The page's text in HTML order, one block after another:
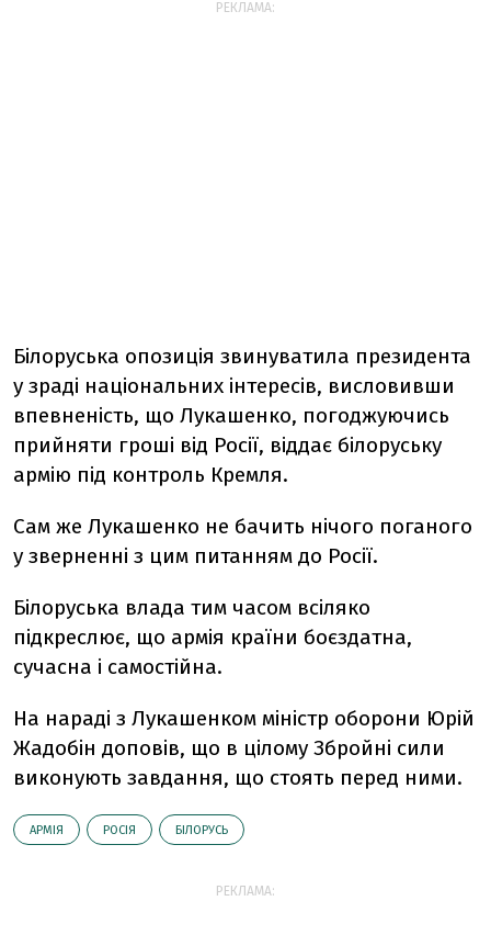
РЕКЛАМА:
Білоруська опозиція звинуватила президента
у зраді національних інтересів, висловивши
впевненість, що Лукашенко, погоджуючись
прийняти гроші від Росії, віддає білоруську
армію під контроль Кремля.
Сам же Лукашенко не бачить нічого поганого
у зверненні з цим питанням до Росії.
Білоруська влада тим часом всіляко
підкреслює, що армія країни боєздатна,
сучасна і самостійна.
На нараді з Лукашенком міністр оборони Юрій
Жадобін доповів, що в цілому Збройні сили
виконують завдання, що стоять перед ними.
АРМІЯ РОСІЯ БІЛОРУСЬ
РЕКЛАМА: